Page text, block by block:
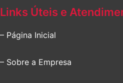
Links Úteis e
– Página Inicial
– Sobre a Empresa